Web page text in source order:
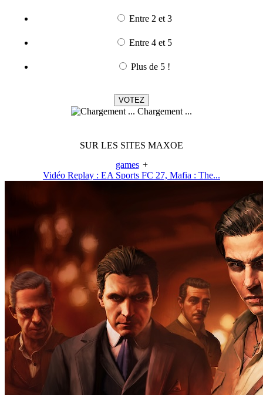
Entre 2 et 3
Entre 4 et 5
Plus de 5 !
Chargement ...
SUR LES SITES MAXOE
games +
Vidéo Replay : EA Sports FC 27, Mafia : The...